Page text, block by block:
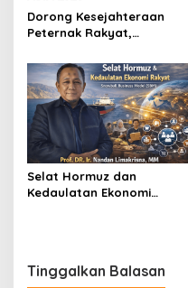
Dorong Kesejahteraan
Peternak Rakyat,
Sepakat Perkuat Hilirisasi,
Reformasi Rantai Pasok di
AGRIMAT, AGRI LIVESTOCK
ASIA 2026
Selat Hormuz dan
Kedaulatan Ekonomi
Tinggalkan Balasan